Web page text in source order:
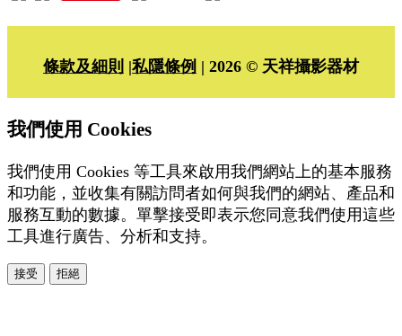
條款及細則 |私隱條例 | 2026 © 天祥攝影器材
我們使用 Cookies
我們使用 Cookies 等工具來啟用我們網站上的基本服務
和功能，並收集有關訪問者如何與我們的網站、產品和
服務互動的數據。單擊接受即表示您同意我們使用這些
工具進行廣告、分析和支持。
接受 拒絕